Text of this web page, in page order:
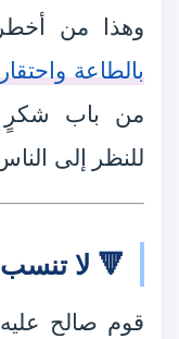
وهذا من
بالطاعة
من باب شكرٍ
للنظر إلى
🔻 لا تنسب
قوم صالح